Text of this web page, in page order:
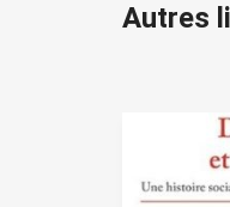
Autres